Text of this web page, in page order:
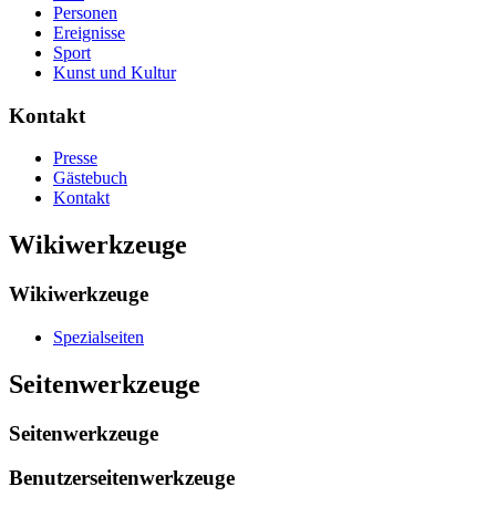
Personen
Ereignisse
Sport
Kunst und Kultur
Kontakt
Presse
Gästebuch
Kontakt
Wikiwerkzeuge
Wikiwerkzeuge
Spezialseiten
Seitenwerkzeuge
Seitenwerkzeuge
Benutzerseitenwerkzeuge